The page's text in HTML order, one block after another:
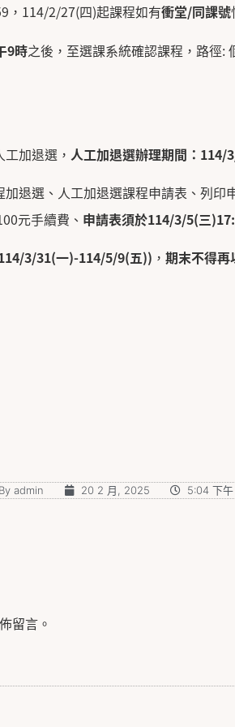
，114/2/27(四)起課程如有衝堂/同課號
9時之後，至選課系統確認課程，路徑:
加退選， 人工加退選辦理期間： 114/
退選、人工加退選課程申請表、列印
元手續費、 申請表須於114/3/5(三
3/31(一)-114/5/9(五)) ，期末不得再
Byadmin 20 2 月, 2025 5:04 下午
留言。